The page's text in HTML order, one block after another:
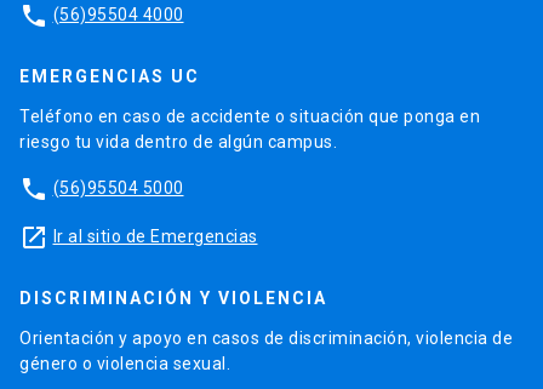
phone (56)95504 4000
EMERGENCIAS UC
Teléfono en caso de accidente o situación que ponga en
riesgo tu vida dentro de algún campus.
phone (56)95504 5000
launch Ir al sitio de Emergencias
DISCRIMINACIÓN Y VIOLENCIA
Orientación y apoyo en casos de discriminación, violencia de
género o violencia sexual.